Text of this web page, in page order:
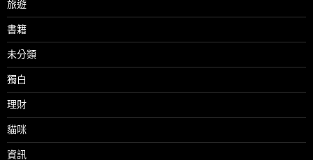
旅遊
書籍
未分類
獨白
理財
貓咪
資訊